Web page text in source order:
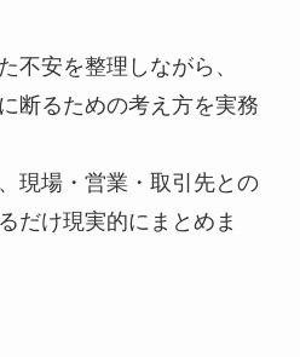
不安を整理しながら、
断るための考え方を実務
現場・営業・取引先との
だけ現実的にまとめま